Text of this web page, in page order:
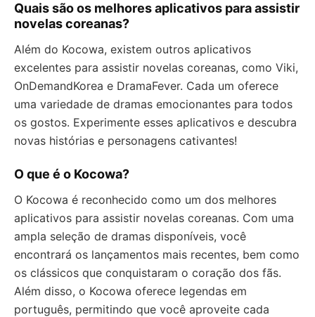
Quais são os melhores aplicativos para assistir
novelas coreanas?
Além do Kocowa, existem outros aplicativos
excelentes para assistir novelas coreanas, como Viki,
OnDemandKorea e DramaFever. Cada um oferece
uma variedade de dramas emocionantes para todos
os gostos. Experimente esses aplicativos e descubra
novas histórias e personagens cativantes!
O que é o Kocowa?
O Kocowa é reconhecido como um dos melhores
aplicativos para assistir novelas coreanas. Com uma
ampla seleção de dramas disponíveis, você
encontrará os lançamentos mais recentes, bem como
os clássicos que conquistaram o coração dos fãs.
Além disso, o Kocowa oferece legendas em
português, permitindo que você aproveite cada